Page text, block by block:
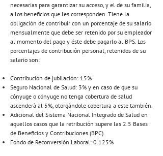
necesarias para garantizar su acceso, y el de su familia,
a los beneficios que les corresponden. Tiene la
obligación de contribuir con un porcentaje de su salario
mensualmente que debe ser retenido por su empleador
al momento del pago y éste debe pagarlo al BPS. Los
porcentajes de contribución personal, retenidos de su
salario son:
Contribución de jubilación: 15%
Seguro Nacional de Salud: 3% y en caso de que su
cónyuge o cónyuge no tenga cobertura de salud
ascenderá al 5%, otorgándole cobertura a este también.
Adicional del Sistema Nacional Integrado de Salud en
aquellos casos que la retribución supere las 2.5 Bases
de Beneficios y Contribuciones (BPC).
Fondo de Reconversión Laboral: 0.125%